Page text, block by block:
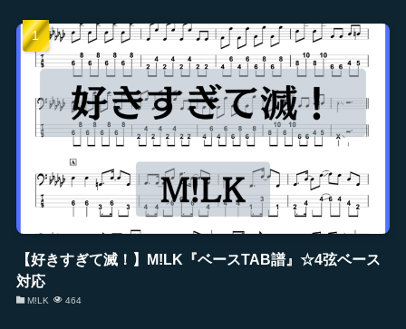
【好きすぎて滅！】M!LK『ベースTAB譜』☆4弦ベース
対応
M!LK 464